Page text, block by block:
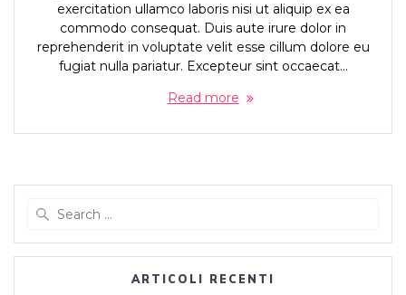
exercitation ullamco laboris nisi ut aliquip ex ea
commodo consequat. Duis aute irure dolor in
reprehenderit in voluptate velit esse cillum dolore eu
fugiat nulla pariatur. Excepteur sint occaecat…
Read more
ARTICOLI RECENTI